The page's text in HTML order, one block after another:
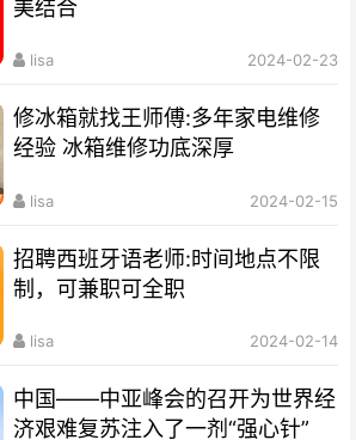
美结合
lisa 2024-02-23
修冰箱就找王师傅:多年家电维修
经验 冰箱维修功底深厚
lisa 2024-02-15
招聘西班牙语老师:时间地点不限
制，可兼职可全职
lisa 2024-02-14
中国——中亚峰会的召开为世界经
济艰难复苏注入了一剂“强心针”